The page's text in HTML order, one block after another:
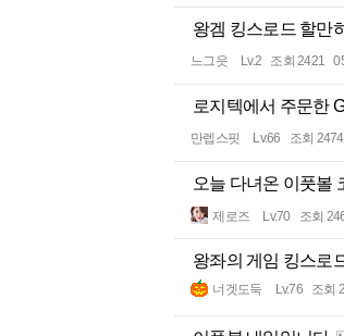
왕겜 킹스로드 할만
느그읏 Lv.2 조회 2421
로지텍에서 주문한
만렙스핏 Lv.66 조회 2474
오늘 다녀온 이풋볼
제로즈 Lv.70 조회
왕좌의 게임 킹스로
너겟도둑 Lv.76 조회